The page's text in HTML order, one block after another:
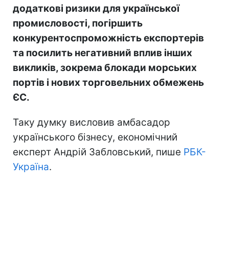
додаткові ризики для української
промисловості, погіршить
конкурентоспроможність експортерів
та посилить негативний вплив інших
викликів, зокрема блокади морських
портів і нових торговельних обмежень
ЄС.
Таку думку висловив амбасадор
українського бізнесу, економічний
експерт Андрій Забловський, пише РБК-
Україна.